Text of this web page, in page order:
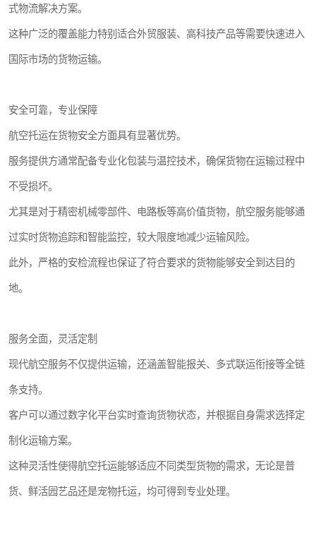
式物流解决方案。
这种广泛的覆盖能力特别适合外贸服装、高科技产品等需要快速进入
国际市场的货物运输。
安全可靠，专业保障
航空托运在货物安全方面具有显著优势。
服务提供方通常配备专业化包装与温控技术，确保货物在运输过程中
不受损坏。
尤其是对于精密机械零部件、电路板等高价值货物，航空服务能够通
过实时货物追踪和智能监控，较大限度地减少运输风险。
此外，严格的安检流程也保证了符合要求的货物能够安全到达目的
地。
服务全面，灵活定制
现代航空服务不仅提供运输，还涵盖智能报关、多式联运衔接等全链
条支持。
客户可以通过数字化平台实时查询货物状态，并根据自身需求选择定
制化运输方案。
这种灵活性使得航空托运能够适应不同类型货物的需求，无论是普
货、鲜活园艺品还是宠物托运，均可得到专业处理。